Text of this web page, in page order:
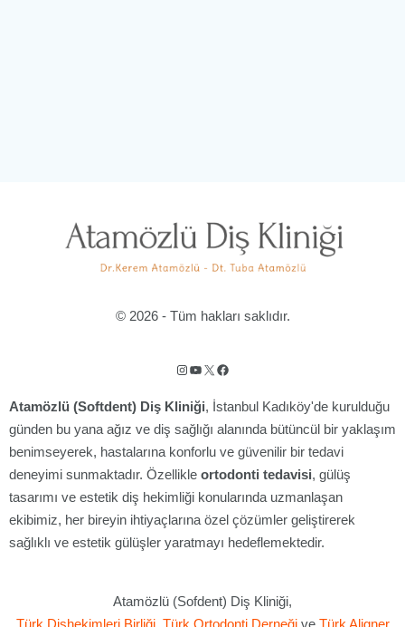
© 2026 - Tüm hakları saklıdır.
Instagram
YouTube
X Facebook
Atamözlü (Softdent) Diş Kliniği, İstanbul Kadıköy'de kurulduğu
günden bu yana ağız ve diş sağlığı alanında bütüncül bir yaklaşım
benimseyerek, hastalarına konforlu ve güvenilir bir tedavi
deneyimi sunmaktadır. Özellikle ortodonti tedavisi, gülüş
tasarımı ve estetik diş hekimliği konularında uzmanlaşan
ekibimiz, her bireyin ihtiyaçlarına özel çözümler geliştirerek
sağlıklı ve estetik gülüşler yaratmayı hedeflemektedir.
Atamözlü (Sofdent) Diş Kliniği,